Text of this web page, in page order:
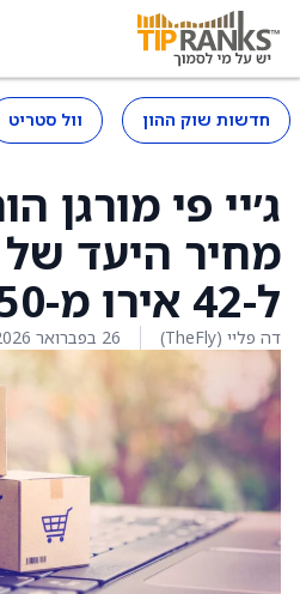
חדשות שוק ההון וול סטריט
ג׳יי פי מורגן
ל-42 אירו מ-50 אירו
דה פליי (TheFly) 26 בפברואר 2026